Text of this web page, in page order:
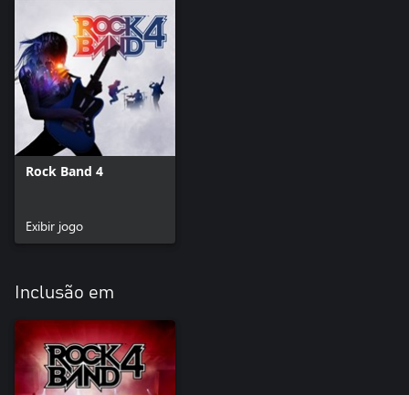
Rock Band 4
Exibir jogo
Inclusão em